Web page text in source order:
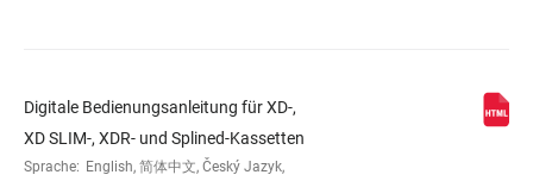
KETTENTECHNOLOGIE
Digitale Bedienungsanleitung für XD-,
XD SLIM-, XDR- und Splined-Kassetten
Sprache: English, 简体中文, Český Jazyk,